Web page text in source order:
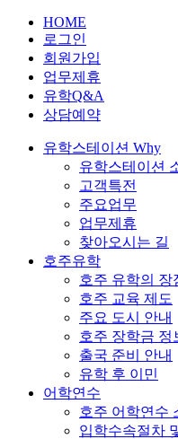
HOME
로그인
회원가입
업무제휴
유학Q&A
상담예약
유학스테이션 Why
유학스테이션
고객특전
주요업무
업무제휴
찾아오시는 길
호주유학
호주 유학의 장
호주 교육 제도
주요 도시 안내
호주 장학금 정
출국 준비 안내
유학 후 이민
어학연수
호주 어학연수
입학수속절차